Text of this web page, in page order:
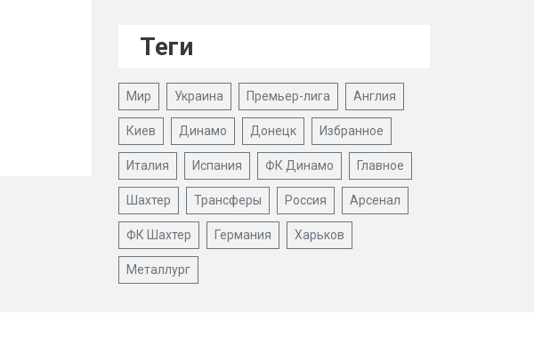
Теги
Мир Украина Премьер-лига Англия
Киев Динамо Донецк Избранное
Италия Испания ФК Динамо Главное
Шахтер Трансферы Россия Арсенал
ФК Шахтер Германия Харьков
Металлург